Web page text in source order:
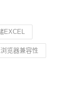
EXCEL
览器兼容性